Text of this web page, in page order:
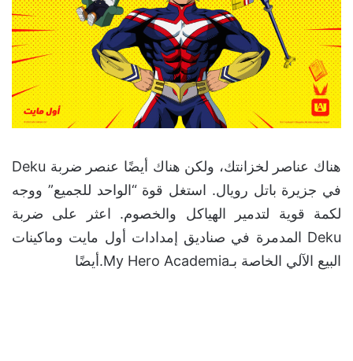
هناك عناصر لخزانتك، ولكن هناك أيضًا عنصر ضربة Deku
في جزيرة باتل رويال. استغل قوة “الواحد للجميع” ووجه
لكمة قوية لتدمير الهياكل والخصوم. اعثر على ضربة
Deku المدمرة في صناديق إمدادات أول مايت وماكينات
البيع الآلي الخاصة بـMy Hero Academia.أيضًا